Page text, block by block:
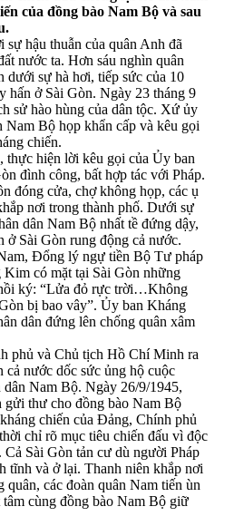
của đồng bào Nam Bộ và sau
sự hậu thuẫn của quân Anh đã
nước ta. Hơn sáu nghìn quân
dưới sự hà hơi, tiếp sức của 10
hấn ở Sài Gòn. Ngày 23 tháng 9
sử hào hùng của dân tộc. Xứ ủy
Bộ họp khẩn cấp và kêu gọi
chiến.
thực hiện lời kêu gọi của Ủy ban
đình công, bất hợp tác với Pháp.
đóng cửa, chợ không họp, các ụ
nơi trong thành phố. Dưới sự
dân Nam Bộ nhất tề đứng dậy,
ở Sài Gòn rung động cả nước.
Đổng lý ngự tiền Bộ Tư pháp
có mặt tại Sài Gòn những
ký: “Lửa đỏ rực trời…Không
bị bao vây”. Ủy ban Kháng
dân đứng lên chống quân xâm
phủ và Chủ tịch Hồ Chí Minh ra
cả nước dốc sức ủng hộ cuộc
dân Nam Bộ. Ngày 26/9/1945,
thư cho đồng bào Nam Bộ
chiến của Đảng, Chính phủ
chỉ rõ mục tiêu chiến đấu vì độc
Sài Gòn tản cư dù người Pháp
tĩnh và ở lại. Thanh niên khắp nơi
các đoàn quân Nam tiến ùn
cùng đồng bào Nam Bộ giữ